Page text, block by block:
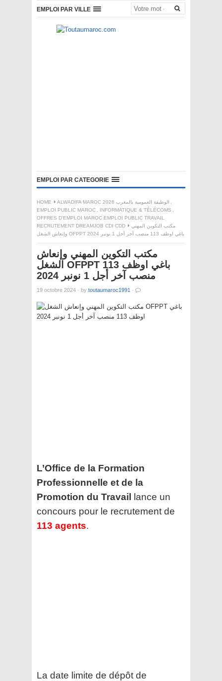
EMPLOI PAR VILLE
EMPLOI PAR CATEGORIE
HOME ALWADIFA MAROC 2026 الوظيفة العمومية بالمغرب
EMPLOI PUBLIC MAROC
INFORMATIQUE & TÉLÉCOMS
OFFRES D'EMPLOI MAROC EMPLOI PUBLIC TRAVAIL
RECRUTEMENT DREAMJOB CDI CDD
مكتب التكوين المهني
وإنعاش الشغل OFPPT باغي اوظف 113 منصب آخر أجل 1 نونبر 2024
مكتب التكوين المهني وإنعاش
الشغل OFPPT باغي اوظف 113
منصب آخر أجل 1 نونبر 2024
19 octobre 2024 · by toutaumaroc1991 ·
L’Office de la Formation
Professionnelle et de la
Promotion du Travail
lance un
concours pour le recrutement de
113 agents.
La date limite de dépôt de